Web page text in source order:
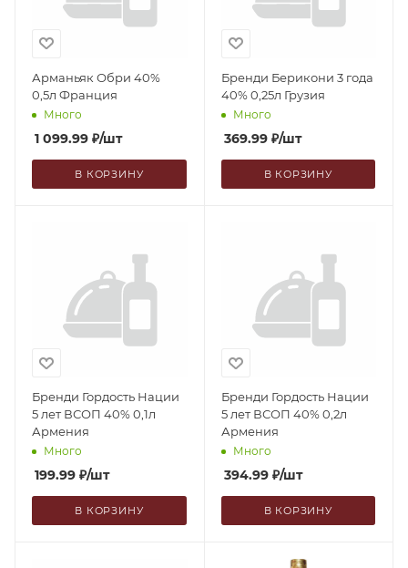
Арманьяк Обри 40%
0,5л Франция
Много
1 099.99 ₽/шт
В КОРЗИНУ
Бренди Берикони 3 года
40% 0,25л Грузия
Много
369.99₽/шт
В КОРЗИНУ
Бренди Гордость Нации
5 лет ВСОП 40% 0,1л
Армения
Много
199.99 ₽/шт
В КОРЗИНУ
Бренди Гордость Нации
5 лет ВСОП 40% 0,2л
Армения
Много
394.99₽/шт
В КОРЗИНУ